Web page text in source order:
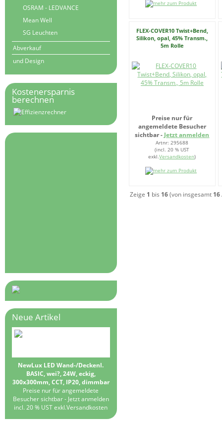
FLEX-COVER10 Twist+Bend,
Silikon, opal, 45% Transm.,
5m Rolle
Preise nur für
angemeldete Besucher
sichtbar - Jetzt anmelden
Artnr: 295688
(incl. 20 % UST
exkl.Versandkosten)
Zeige 1 bis 16(von insgesamt 16
OSRAM - LEDVANCE
Mean Well
SG Leuchten
Abverkauf
und Design
Kostenersparnis
berechnen
Neue Artikel
NewLux LED Wand-/Deckenl.
BASIC, wei?, 24W, eckig,
300x300mm, CCT, IP20, dimmbar
Preise nur für angemeldete
Besucher sichtbar - Jetzt anmelden
incl. 20 % UST exkl.Versandkosten